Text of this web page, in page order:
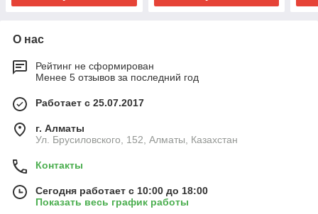
О нас
Рейтинг не сформирован
Менее 5 отзывов за последний год
Работает с 25.07.2017
г. Алматы
Ул. Брусиловского, 152, Алматы, Казахстан
Контакты
Сегодня работает с 10:00 до 18:00
Показать весь график работы